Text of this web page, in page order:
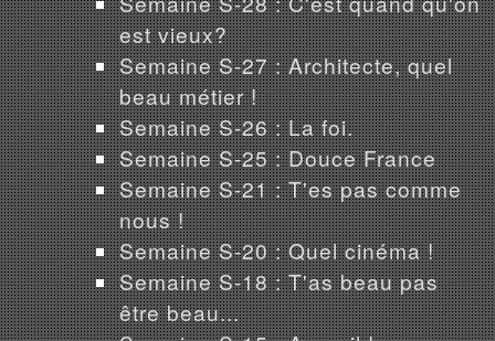
est vieux?
Semaine S-27 : Architecte, quel
beau métier !
Semaine S-26 : La foi.
Semaine S-25 : Douce France
Semaine S-21 : T'es pas comme
nous !
Semaine S-20 : Quel cinéma !
Semaine S-18 : T'as beau pas
être beau...